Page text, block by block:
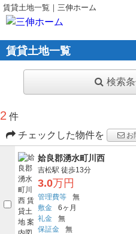
賃貸土地一覧｜三伸ホーム
賃貸土地一覧
検索
2 件
チェックした物件を
お
姶良郡湧水町川西
吉松駅 徒歩13分
3.0万円
管理費等
無
敷金
6ヶ月
礼金
無
保証金
無